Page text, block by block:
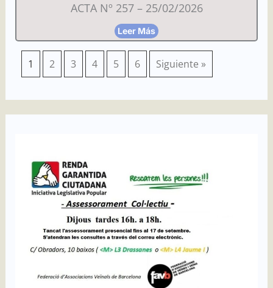
ACTA Nº 257 – 25/02/2026
Leer Más
1 2 3 4 5 6 Siguiente »